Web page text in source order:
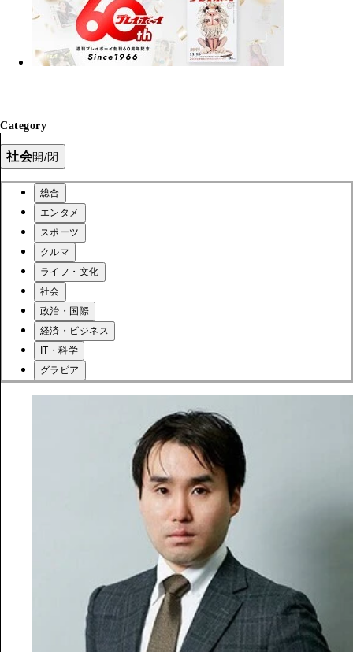
Category
社会開/閉
総合
エンタメ
スポーツ
クルマ
ライフ・文化
社会
政治・国際
経済・ビジネス
IT・科学
グラビア